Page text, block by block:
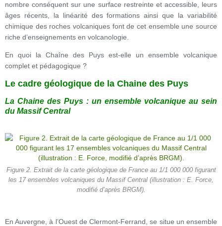
nombre conséquent sur une surface restreinte et accessible, leurs
âges récents, la linéarité des formations ainsi que la variabilité
chimique des roches volcaniques font de cet ensemble une source
riche d’enseignements en volcanologie.
En quoi la Chaîne des Puys est-elle un ensemble volcanique
complet et pédagogique ?
Le cadre géologique de la Chaine des Puys
La Chaine des Puys : un ensemble volcanique au sein
du Massif Central
Figure 2. Extrait de la carte géologique de France au 1/1 000 000 figurant
les 17 ensembles volcaniques du Massif Central (illustration : E. Force,
modifié d’après BRGM).
En Auvergne, à l’Ouest de Clermont-Ferrand, se situe un ensemble